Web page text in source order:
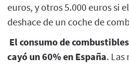
euros, y otros 5.000 euros si
deshace de un coche de
El consumo de
cayó un 60% en España. Las